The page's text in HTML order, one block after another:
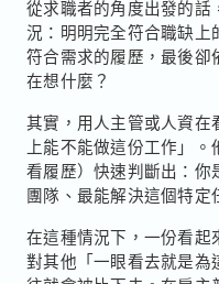
從求職者的角度出發的話
況：明明完全符合職缺上
符合需求的履歷，最後卻
在想什麼？
其實，用人主管或人資在
上能不能做這份工作」。
看履歷）快速判斷出：你
團隊、最能解決這個特定
在這種情況下，一份看起
對其他「一眼看去就是為